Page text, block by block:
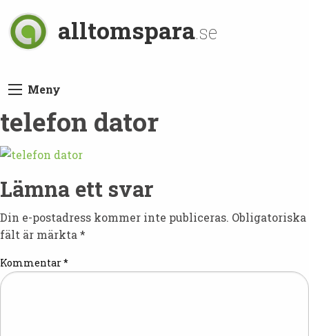
alltomspara.se
Meny
telefon dator
Lämna ett svar
Din e-postadress kommer inte publiceras. Obligatoriska
fält är märkta *
Kommentar*